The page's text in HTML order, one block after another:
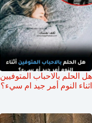
هل الحلم بالاحباب المتوفيين
اثناء النوم أمر جيد ام سيء؟